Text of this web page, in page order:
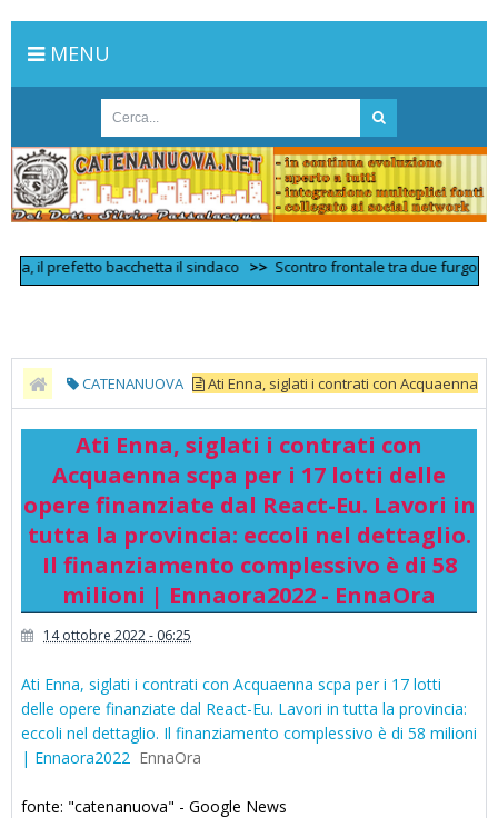
MENU
prefetto bacchetta il sindaco >> Scontro frontale tra due furgoni
CATENANUOVA Ati Enna, siglati i contrati con Acquaenna
scpa per i 17 lotti delle opere finanziate dal React-Eu. Lavori in tutta la
provincia: eccoli nel dettaglio. Il finanziamento complessivo è di 58
milioni | Ennaora2022 - EnnaOra
Ati Enna, siglati i contrati con
Acquaenna scpa per i 17 lotti delle
opere finanziate dal React-Eu. Lavori in
tutta la provincia: eccoli nel dettaglio.
Il finanziamento complessivo è di 58
milioni | Ennaora2022 - EnnaOra
14 ottobre 2022 - 06:25
Ati Enna, siglati i contrati con Acquaenna scpa per i 17 lotti
delle opere finanziate dal React-Eu. Lavori in tutta la provincia:
eccoli nel dettaglio. Il finanziamento complessivo è di 58 milioni
| Ennaora2022 EnnaOra
fonte: "catenanuova" - Google News